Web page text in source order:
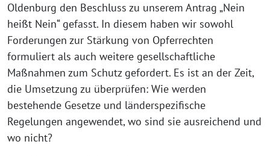
Oldenburg den Beschluss zu unserem Antrag „Nein
heißt Nein“ gefasst. In diesem haben wir sowohl
Forderungen zur Stärkung von Opferrechten
formuliert als auch weitere gesellschaftliche
Maßnahmen zum Schutz gefordert. Es ist an der Zeit,
die Umsetzung zu überprüfen: Wie werden
bestehende Gesetze und länderspezifische
Regelungen angewendet, wo sind sie ausreichend und
wo nicht?